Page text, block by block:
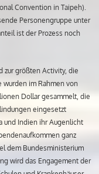
Convention in Taipeh).
Personengruppe unter
ist der Prozess noch
zur größten Activity, die
im Rahmen von
Dollar gesammelt, die
eingesetzt
und Indien ihr Augenlicht
ganz
dem Bundesministerium
wird das Engagement der